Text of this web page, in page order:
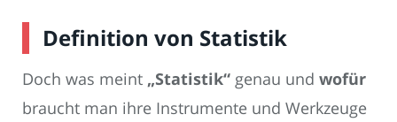
Definition von Statistik
Doch was meint „Statistik“ genau und wofür
braucht man ihre Instrumente und Werkzeuge